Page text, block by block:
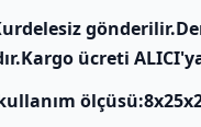
ücreti